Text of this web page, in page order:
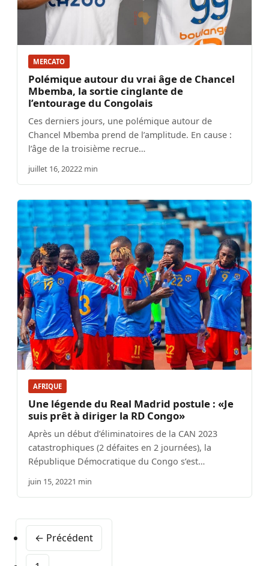
MERCATO
Polémique autour du vrai âge de Chancel
Mbemba, la sortie cinglante de
l’entourage du Congolais
Ces derniers jours, une polémique autour de
Chancel Mbemba prend de l’amplitude. En cause :
l’âge de la troisième recrue…
juillet 16, 20222 min
AFRIQUE
Une légende du Real Madrid postule : «Je
suis prêt à diriger la RD Congo»
Après un début d’éliminatoires de la CAN 2023
catastrophiques (2 défaites en 2 journées), la
République Démocratique du Congo s’est…
juin 15, 20221 min
← Précédent